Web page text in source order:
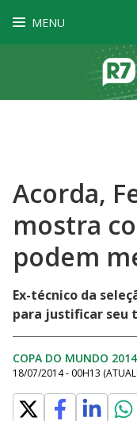
MENU
Acorda,
mostra
podem
Ex-técnico da
para justificar seu
COPA DO MUNDO 2014
18/07/2014 - 00H13